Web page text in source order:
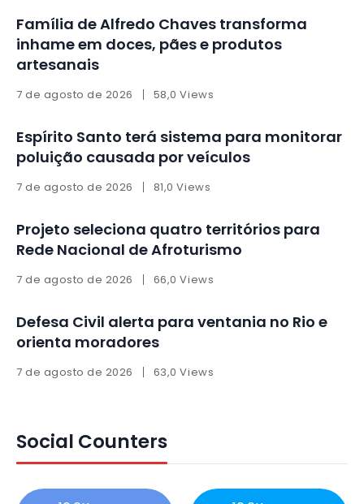
Família de Alfredo Chaves transforma
inhame em doces, pães e produtos
artesanais
7 de agosto de 2026 58,0 Views
Espírito Santo terá sistema para monitorar
poluição causada por veículos
7 de agosto de 2026 81,0 Views
Projeto seleciona quatro territórios para
Rede Nacional de Afroturismo
7 de agosto de 2026 66,0 Views
Defesa Civil alerta para ventania no Rio e
orienta moradores
7 de agosto de 2026 63,0 Views
Social Counters